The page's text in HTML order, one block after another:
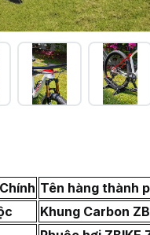
Tên hàng thành
Khung Carbon